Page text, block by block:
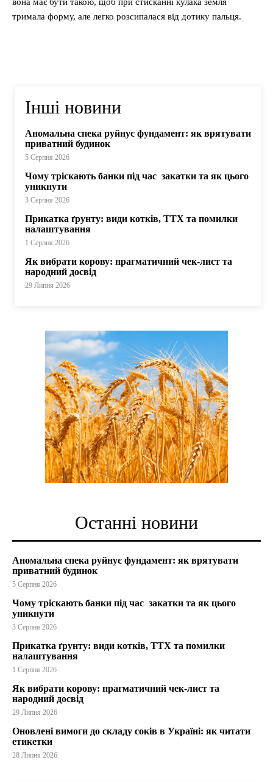
тримала форму, але легко розсипалася від дотику пальця.
Інші новини
Аномальна спека руйнує фундамент: як врятувати
приватний будинок
5 Серпня 2026
Чому тріскають банки під час закатки та як цього
уникнути
3 Серпня 2026
Прикатка ґрунту: види котків, ТТХ та помилки
налаштування
1 Серпня 2026
Як вибрати корову: прагматичний чек-лист та
народний досвід
29 Липня 2026
Останні новини
Аномальна спека руйнує фундамент: як врятувати
приватний будинок
5 Серпня 2026
Чому тріскають банки під час закатки та як цього
уникнути
3 Серпня 2026
Прикатка ґрунту: види котків, ТТХ та помилки
налаштування
1 Серпня 2026
Як вибрати корову: прагматичний чек-лист та
народний досвід
29 Липня 2026
Оновлені вимоги до складу соків в Україні: як читати
етикетки
28 Липня 2026